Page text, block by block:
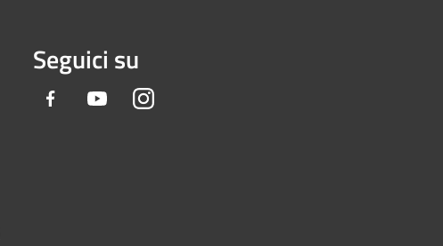
Seguici su
Facebook YoutubeInstagram